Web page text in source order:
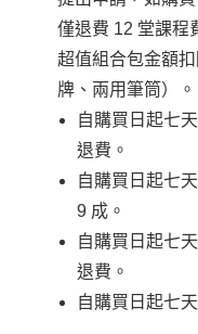
僅退費 12 堂課程
超值組合包金額
牌、兩用筆筒）。
自購買日起七
退費。
自購買日起七
9 成。
自購買日起七
退費。
自購買日起七